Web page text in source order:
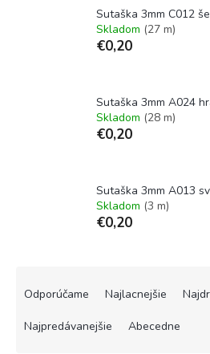
Sutaška 3mm C012
Skladom (27 m)
€0,20
Sutaška 3mm A024
Skladom (28 m)
€0,20
Sutaška 3mm A013
Skladom (3 m)
€0,20
Odporúčame Najlacnejšie
Najpredávanejšie Abecedne